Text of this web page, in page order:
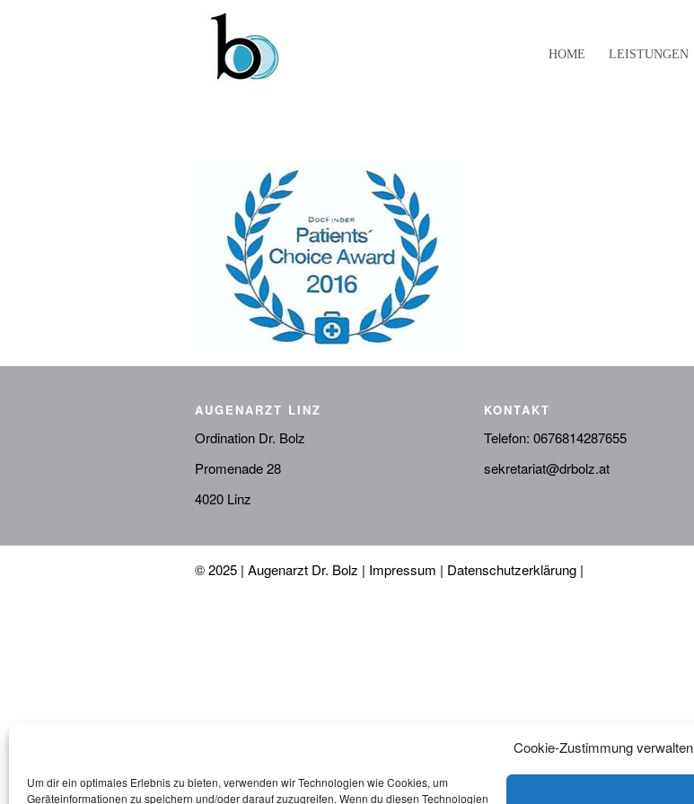
Cookie-Zustimmung verwalten
Um dir ein optimales Erlebnis zu bieten, verwenden wir Technologien wie Cookies, um
Geräteinformationen zu speichern und/oder darauf zuzugreifen. Wenn du diesen Technologien
HOME LEISTUNGEN
AUGENARZT LINZ
Ordination Dr. Bolz
Promenade 28
4020 Linz
KONTAKT
Telefon: 0676814287655
sekretariat@drbolz.at
© 2025 | Augenarzt Dr. Bolz | Impressum | Datenschutzerklärung |